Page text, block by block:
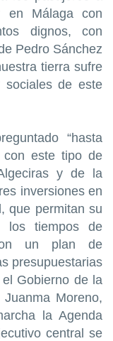
en Málaga con
dignos, con
Pedro Sánchez
tierra sufre
sociales de este
“hasta
con este tipo de
y de la
inversiones en
que permitan su
los tiempos de
un plan de
presupuestarias
Gobierno de la
Moreno,
la Agenda
central se